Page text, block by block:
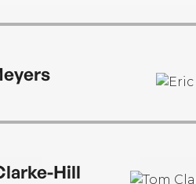
Hill